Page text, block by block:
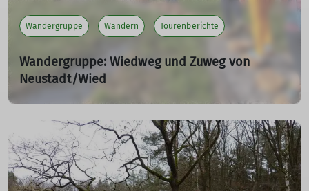
Wandergruppe Wandern Tourenberichte
Wandergruppe: Wiedweg und Zuweg von
Neustadt/Wied
07.04.2024
Streckenwanderung von Neustadt/Wied entlang des
Wiedweges bis Horhausen (Westerwald).
mehr erfahren